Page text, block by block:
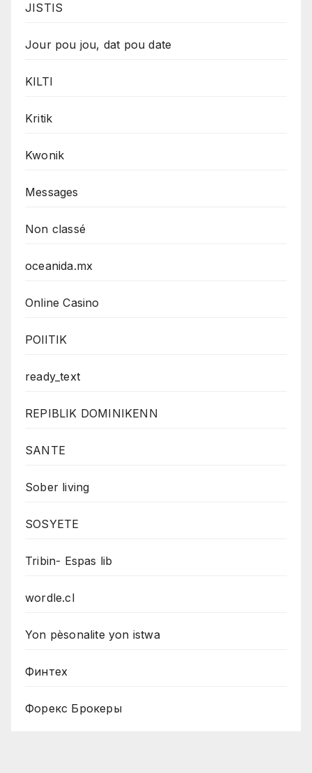
JISTIS
Jour pou jou, dat pou date
KILTI
Kritik
Kwonik
Messages
Non classé
oceanida.mx
Online Casino
POlITIK
ready_text
REPIBLIK DOMINIKENN
SANTE
Sober living
SOSYETE
Tribin- Espas lib
wordle.cl
Yon pèsonalite yon istwa
Финтех
Форекс Брокеры